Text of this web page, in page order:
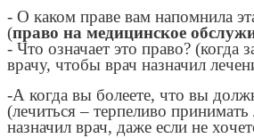
- О каком праве вам напомнила
(право на медицинское
- Что означает это право? (когда
врачу, чтобы врач назначил
-А когда вы болеете, что вы
(лечиться – терпеливо принимать
назначил врач, даже если не